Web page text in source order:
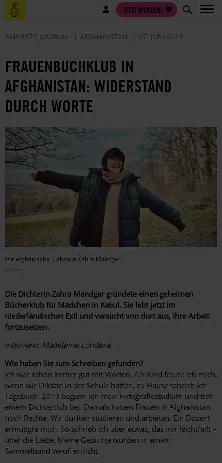
Direkt
zum
Benutzermenü JETZT SPENDEN!
AMNESTY JOURNAL AFGHANISTAN 07. JUNI 2024
FRAUENBUCHKLUB IN
AFGHANISTAN: WIDERSTAND
DURCH WORTE
Die afghanische Dichterin Zahra Mandgar
© Privat
Die Dichterin Zahra Mandgar gründete einen geheimen
Bücherklub für Mädchen in Kabul. Sie lebt jetzt im
niederländischen Exil und versucht von dort aus, ihre Arbeit
fortzusetzen.
Interview: Madeleine Londene
Wie haben Sie zum Schreiben gefunden?
Ich war schon immer gut mit Worten. Als Kind freute ich mich,
wenn wir Diktate in der Schule hatten, zu Hause schrieb ich
Tagebuch. 2019 begann ich mein Fotografiestudium und trat
einem Dichterclub bei. Damals hatten Frauen in Afghanistan
noch Rechte. Wir durften studieren und arbeiten. Ein Dozent
ermutigte mich. So schrieb ich über etwas, das mir leichtfällt –
über die Liebe. Meine Gedichte wurden in einem
Sammelband veröffentlicht.